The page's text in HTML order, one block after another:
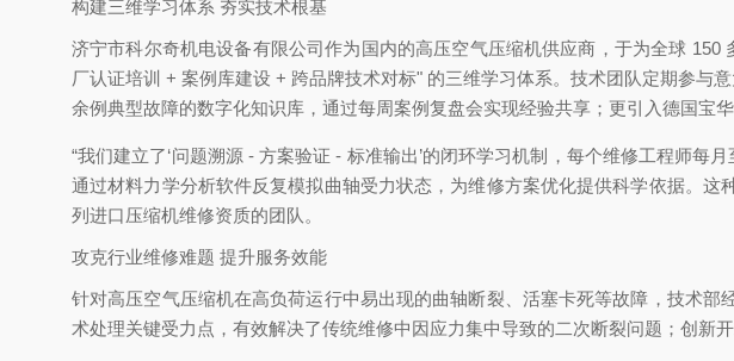
构建三维学习体系 夯实技术根基
济宁市科尔奇机电设备有限公司作为国内的高压空气压缩机供应商，于为全球
厂认证培训 + 案例库建设 + 跨品牌技术对标" 的三维学习体系。技术团队定期参与
余例典型故障的数字化知识库，通过每周案例复盘会实现经验共享；更引入德国宝
“我们建立了‘问题溯源 - 方案验证 - 标准输出’的闭环学习机制，每个维修工程师
通过材料力学分析软件反复模拟曲轴受力状态，为维修方案优化提供科学依据。
列进口压缩机维修资质的团队。
攻克行业维修难题 提升服务效能
针对高压空气压缩机在高负荷运行中易出现的曲轴断裂、活塞卡死等故障，技术
术处理关键受力点，有效解决了传统维修中因应力集中导致的二次断裂问题；创新